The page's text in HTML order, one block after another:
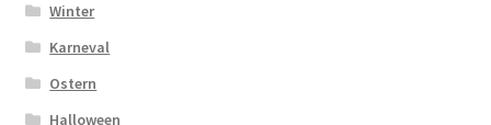
Winter
Karneval
Ostern
Halloween